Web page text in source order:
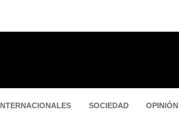
SOCIEDAD OPINIÓN